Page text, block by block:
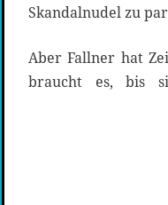
Skandalnudel zu
Aber Fallner hat
braucht es, bis